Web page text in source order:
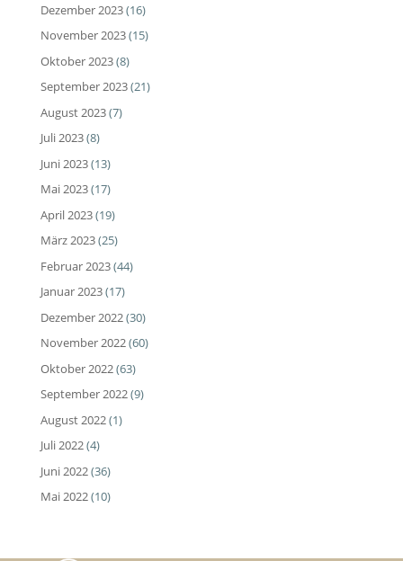
Dezember 2023(16)
November 2023(15)
Oktober 2023(8)
September 2023(21)
August 2023(7)
Juli 2023(8)
Juni 2023(13)
Mai 2023(17)
April 2023(19)
März 2023(25)
Februar 2023(44)
Januar 2023(17)
Dezember 2022(30)
November 2022(60)
Oktober 2022(63)
September 2022(9)
August 2022(1)
Juli 2022(4)
Juni 2022(36)
Mai 2022(10)